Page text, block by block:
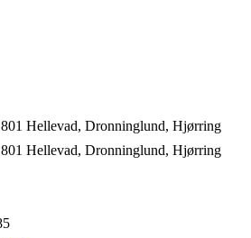
Hellevad, Dronninglund, Hjørring
Hellevad, Dronninglund, Hjørring